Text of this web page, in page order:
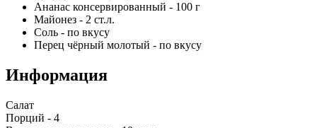
Ананас консервированный - 100 г
Майонез - 2 ст.л.
Соль - по вкусу
Перец чёрный молотый - по вкусу
Информация
Салат
Порций - 4